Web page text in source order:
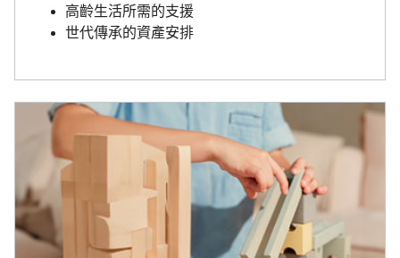
高齡生活所需的支援
世代傳承的資產安排